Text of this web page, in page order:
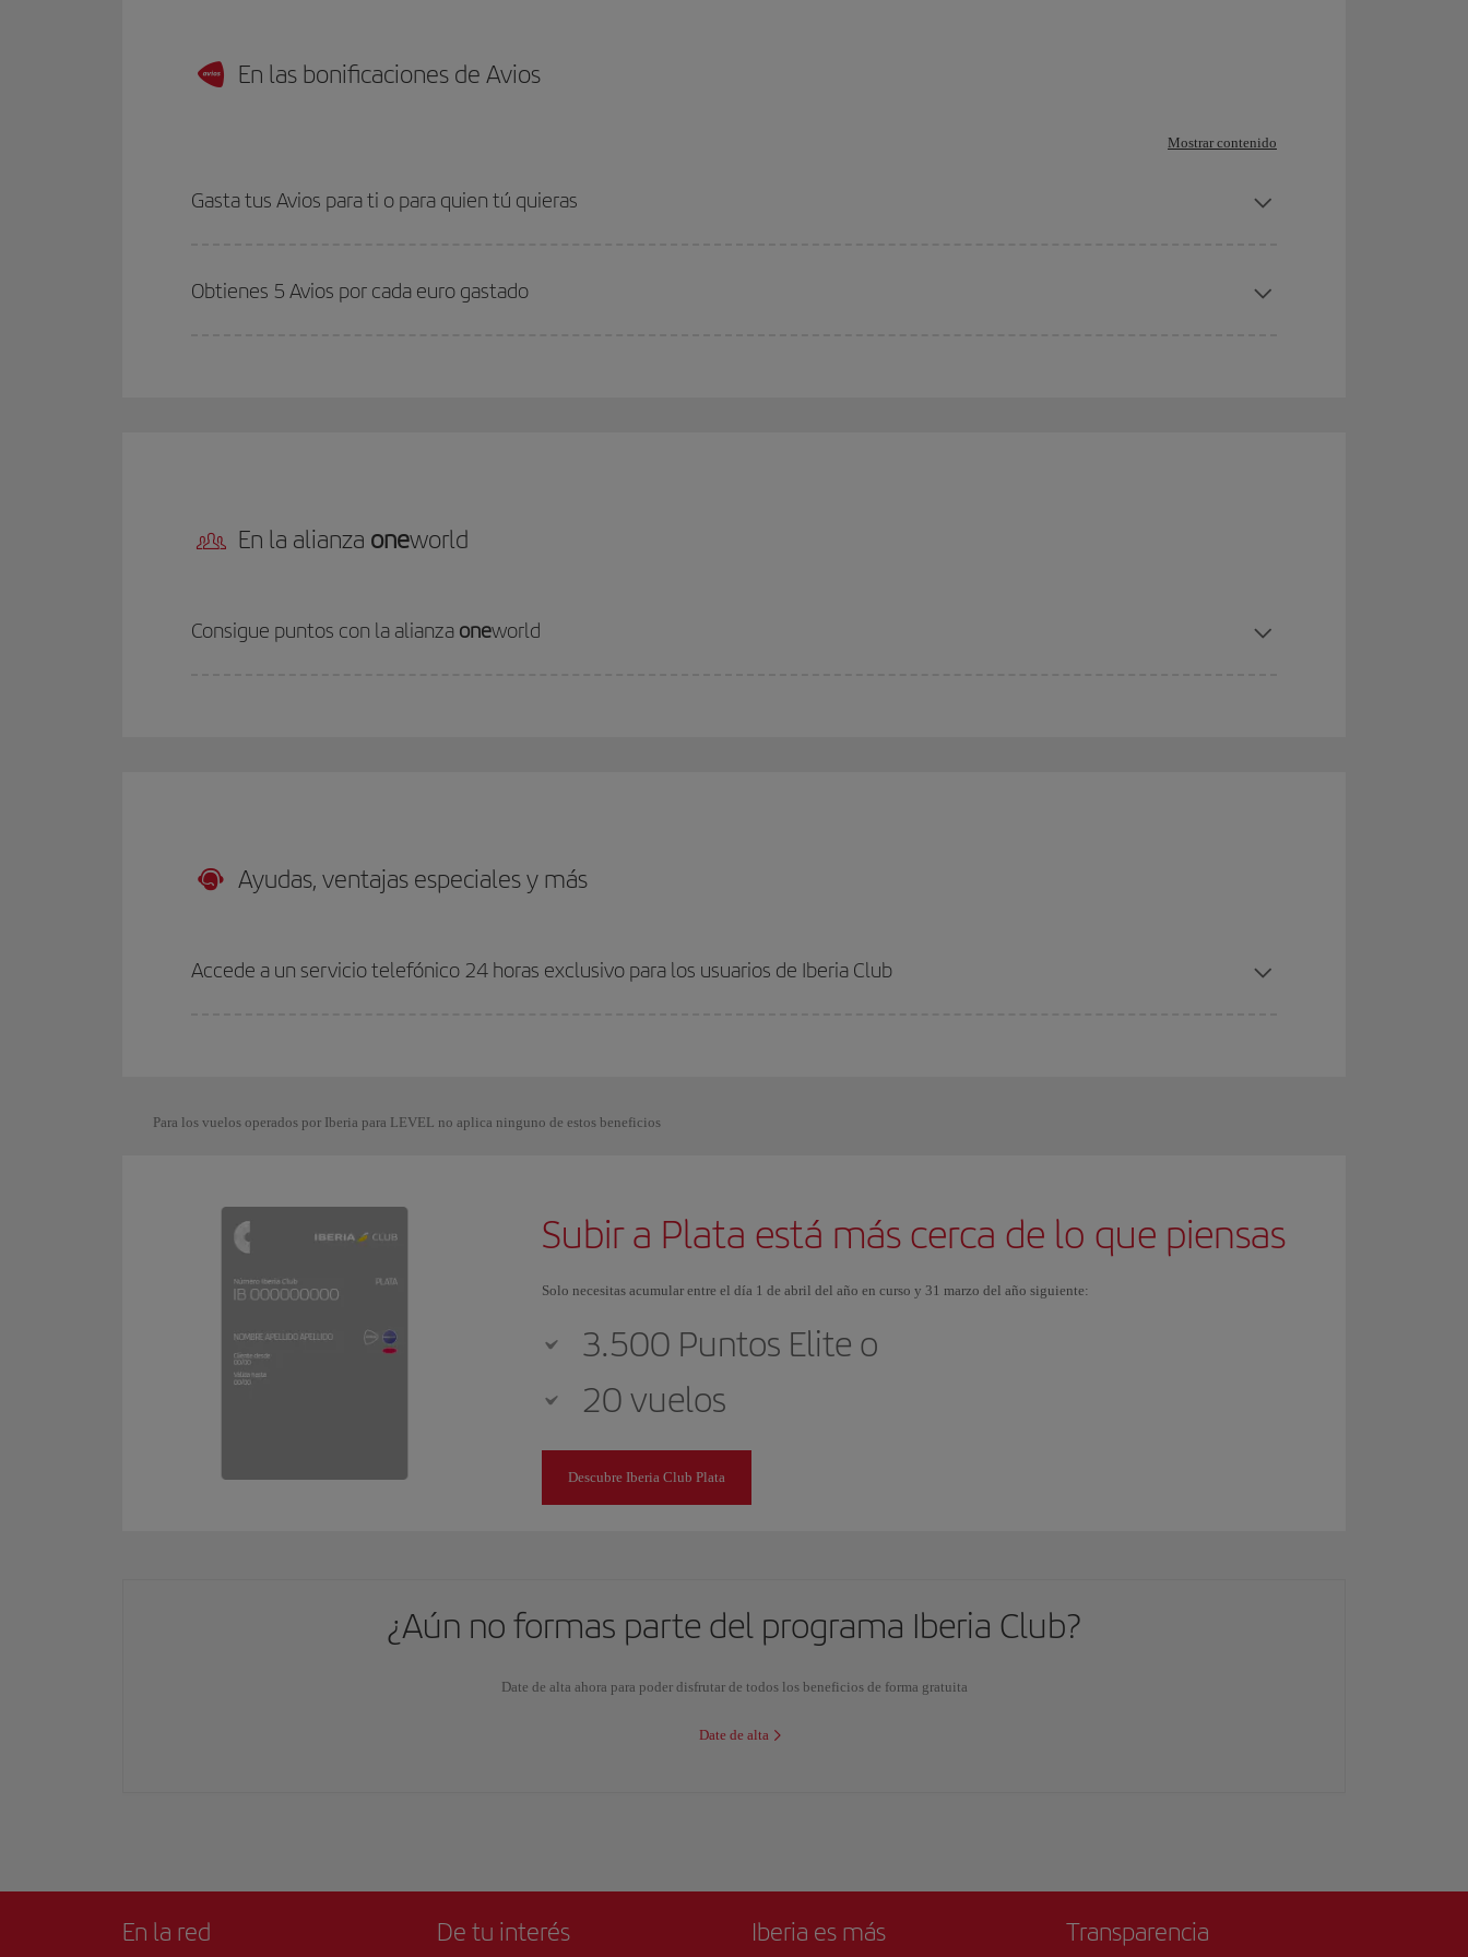
En las bonificaciones de Avios
Mostrar contenido
Gasta tus Avios para ti o para quien tú quieras
Obtienes 5 Avios por cada euro gastado
En la alianza oneworld
Consigue puntos con la alianza oneworld
Ayudas, ventajas especiales y más
Accede a un servicio telefónico 24 horas exclusivo para los usuarios de Iberia Club
Para los vuelos operados por Iberia para LEVEL no aplica ninguno de estos beneficios
Subir a Plata está más cerca de lo que piensas
Solo necesitas acumular entre el día 1 de abril del año en curso y 31 marzo del año siguiente:
3.500 Puntos Elite o
20 vuelos
Descubre Iberia Club Plata
¿Aún no formas parte del programa Iberia Club?
Date de alta ahora para poder disfrutar de todos los beneficios de forma gratuita
Date de alta
En la red De tu interés Iberia es más Transparencia